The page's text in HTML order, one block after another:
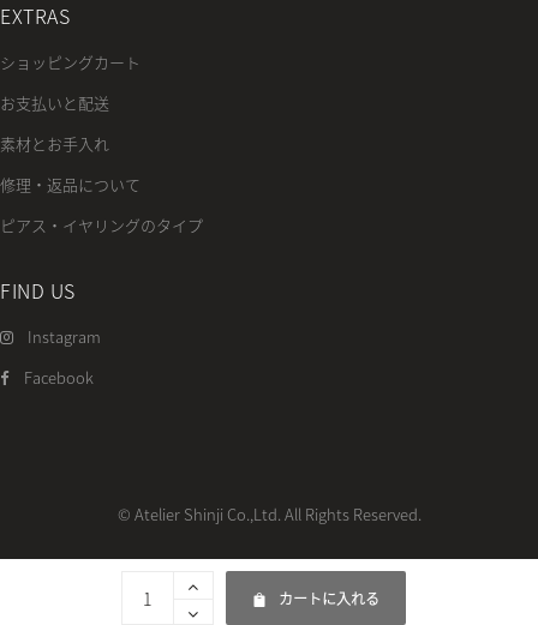
カートに入れる
EXTRAS
ショッピングカート
お支払いと配送
素材とお手入れ
修理・返品について
ピアス・イヤリングのタイプ
FIND US
Instagram
Facebook
© Atelier Shinji Co.,Ltd. All Rights Reserved.